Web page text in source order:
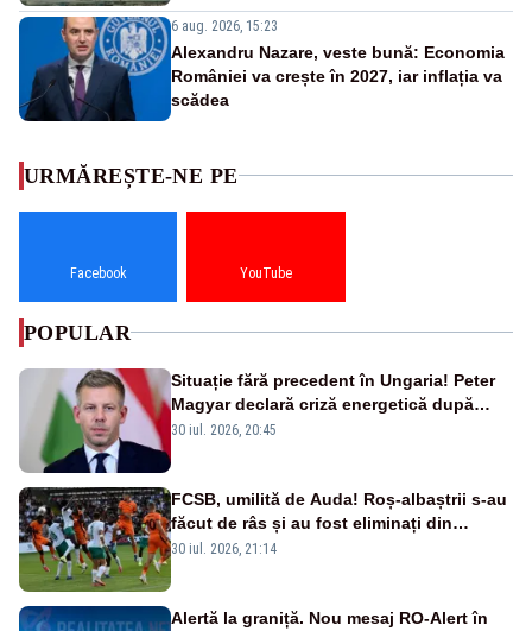
6 aug. 2026, 15:23
Alexandru Nazare, veste bună: Economia
României va crește în 2027, iar inflația va
scădea
URMĂREȘTE-NE PE
Facebook YouTube
POPULAR
Situație fără precedent în Ungaria! Peter
Magyar declară criză energetică după
oprirea centralei de la Paks
30 iul. 2026, 20:45
FCSB, umilită de Auda! Roș-albaștrii s-au
făcut de râs și au fost eliminați din
Conference League
30 iul. 2026, 21:14
Alertă la graniță. Nou mesaj RO-Alert în